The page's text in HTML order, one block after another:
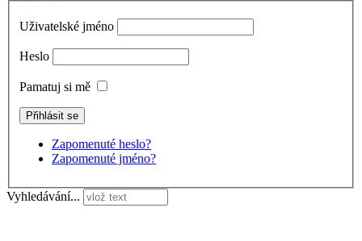
Uživatelské jméno
Heslo
Pamatuj si mě
Zapomenuté heslo?
Zapomenuté jméno?
Vyhledávání...